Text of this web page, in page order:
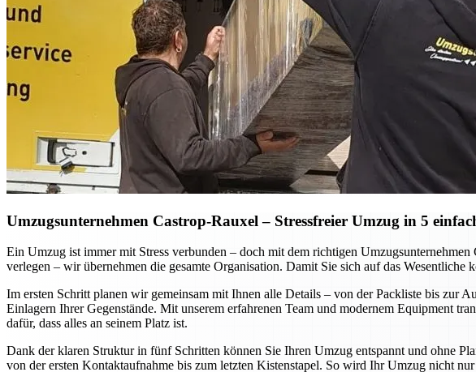
Umzugsunternehmen Castrop-Rauxel – Stressfreier Umzug in 5
Ein Umzug ist immer mit Stress verbunden – doch mit dem richtigen
verlegen – wir übernehmen die gesamte Organisation. Damit Sie sich auf das
Im ersten Schritt planen wir gemeinsam mit Ihnen alle Details – von der Packliste bis zur
Einlagern Ihrer Gegenstände. Mit unserem erfahrenen Team und modernem Equipment
dafür, dass alles an seinem Platz ist.
Dank der klaren Struktur in fünf Schritten können Sie Ihren Umzug entspannt und ohne
von der ersten Kontaktaufnahme bis zum letzten Kistenstapel. So wird Ihr Umzug nicht